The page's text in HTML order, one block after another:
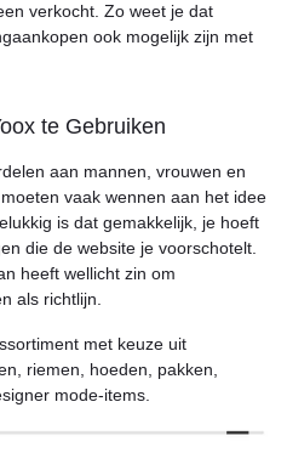
verkocht. Zo weet je dat
ook mogelijk zijn met
te Gebruiken
aan mannen, vrouwen en
vaak wennen aan het idee
is dat gemakkelijk, je hoeft
die de website je voorschotelt.
heeft wellicht zin om
als richtlijn.
met keuze uit
riemen, hoeden, pakken,
mode-items.